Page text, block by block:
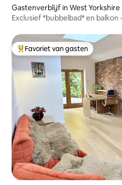
Gastenverblijf in West Yorkshire
Exclusief *bubbelbad* en
Topfavoriet van gasten
Favoriet van gasten